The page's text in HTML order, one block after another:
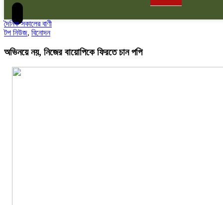
দৈনিক সকালের বাণী
টপ নিউজ, বিনোদন
অভিনয়ে নয়, নিজের বায়োপিকে ফিরতে চান পপি